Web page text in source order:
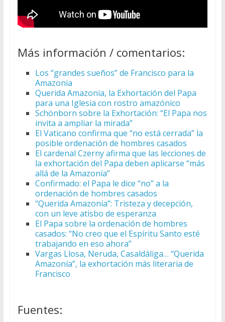
Más información / comentarios:
Los “grandes sueños” de Francisco para la
Amazonia
Querida Amazonia, la Exhortación del Papa
para una Iglesia con rostro amazónico
Schönborn sobre la Exhortación: “El Papa nos
invita a ampliar la mirada”
El Vaticano confirma que “no está cerrada” la
posible ordenación de hombres casados
El cardenal Czerny afirma que las lecciones de
la exhortación del Papa deben aplicarse “más
allá de la Amazonía”
Confirmado: el Papa le dice “no” a la
ordenación de hombres casados
“Querida Amazonía”: Tristeza y decepción,
con un leve atisbo de esperanza
El Papa sobre la ordenación de hombres
casados: “No creo que el Espíritu Santo esté
trabajando en eso ahora”
Vargas Llosa, Neruda, Casaldáliga… “Querida
Amazonía”, la exhortación más literaria de
Francisco
Fuentes: